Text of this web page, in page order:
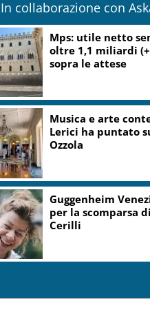
In collaborazione con
Mps: utile netto
oltre 1,1 miliardi
sopra le attese
Musica e arte
Lerici ha puntato
Ozzola
Guggenheim
per la scomparsa
Cerilli